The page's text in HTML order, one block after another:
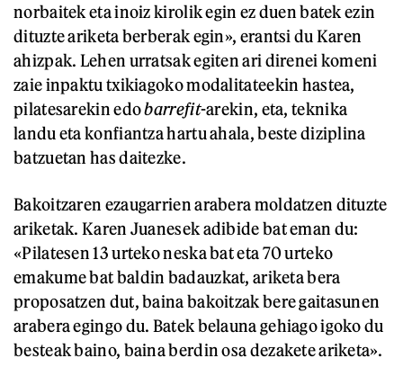
norbaitek eta inoiz kirolik egin ez duen batek ezin
dituzte ariketa berberak egin», erantsi du Karen
ahizpak. Lehen urratsak egiten ari direnei komeni
zaie inpaktu txikiagoko modalitateekin hastea,
pilatesarekin edobarrefit-arekin, eta, teknika
landu eta konfiantza hartu ahala, beste diziplina
batzuetan has daitezke.
Bakoitzaren ezaugarrien arabera moldatzen dituzte
ariketak. Karen Juanesek adibide bat eman du:
«Pilatesen 13 urteko neska bat eta 70 urteko
emakume bat baldin badauzkat, ariketa bera
proposatzen dut, baina bakoitzak bere gaitasunen
arabera egingo du. Batek belauna gehiago igoko du
besteak baino, baina berdin osa dezakete ariketa».